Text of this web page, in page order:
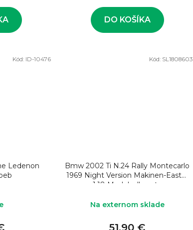
DO KOŠÍKA
Ledenon
Kód: ID-10476
Bmw 2002 Ti N.24 Rally Montecarlo
1969 Night Version Makinen-Easter
1:18 Model rally auta
Na externom sklade
51,90 €
Kód: SL1808603